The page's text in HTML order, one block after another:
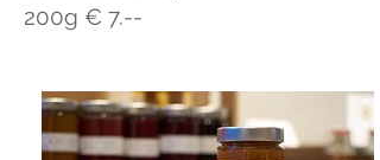
200g € 7.--